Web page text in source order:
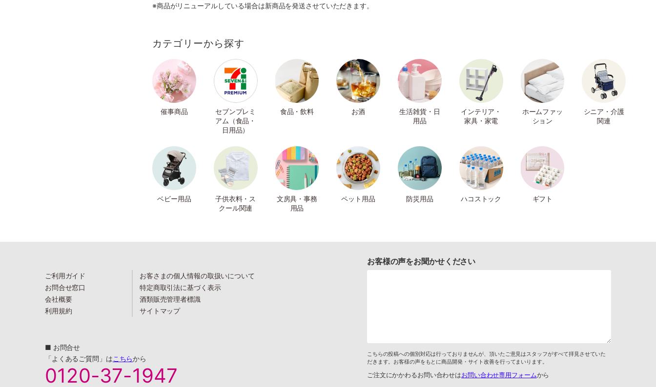
※商品がリニューアルしている場合は新商品を発送させていただきます。
カテゴリーから探す
催事商品
セブンプレミ
アム（食品・
日用品）
食品・飲料 お酒
生活雑貨・日
用品
インテリア・
家具・家電
ホームファッ
ション
シニア・介護
関連
ベビー用品
子供衣料・ス
クール関連
文房具・事務
用品
ペット用品 防災用品 ハコストック ギフト
ご利用ガイド
お問合せ窓口
会社概要
利用規約
お客さまの個人情報の取扱いについて
特定商取引法に基づく表示
酒類販売管理者標識
サイトマップ
■ お問合せ
「よくあるご質問」はこちらから
0120-37-1947
お客様の声をお聞かせください
こちらの投稿への個別対応は行っておりませんが、頂いたご意見はスタッフがすべて拝見させていた
だきます。お客様の声をもとに商品開発・サイト改善を行ってまいります。
ご注文にかかわるお問い合わせはお問い合わせ専用フォームから